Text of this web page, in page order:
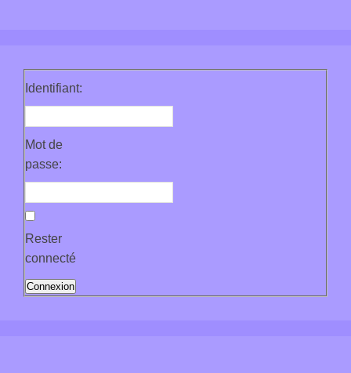
Identifiant:
Mot de
passe:
Rester
connecté
Connexion